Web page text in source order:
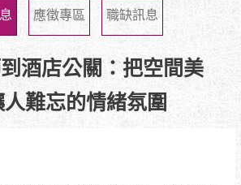
應徵專區 職缺訊息
酒店公關：把空間美
難忘的情緒氛圍